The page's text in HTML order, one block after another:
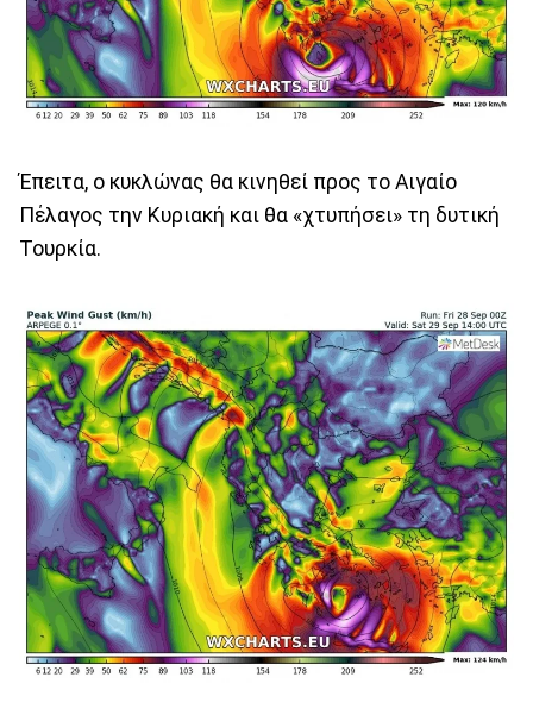
Έπειτα, ο κυκλώνας θα κινηθεί προς το Αιγαίο
Πέλαγος την Κυριακή και θα «χτυπήσει» τη δυτική
Τουρκία.